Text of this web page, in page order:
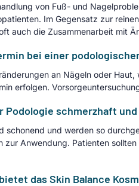
von Fuß- und
Im Gegensatz zur
auch die Zusammenarbeit mit
bei einer
an Nägeln oder
erfolgen.
Podologie schmerzhaft
schonend und werden so
zur Anwendung. Patienten
das Skin Balance